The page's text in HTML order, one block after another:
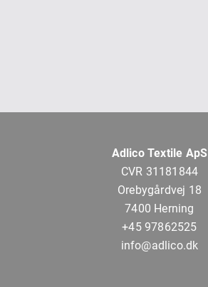
Adlico Textile ApS
CVR 31181844
Orebygårdvej 18
7400 Herning
+45 97862525
info@adlico.dk